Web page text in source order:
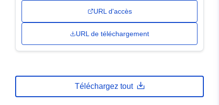
URL d'accès
URL de téléchargement
Téléchargez tout